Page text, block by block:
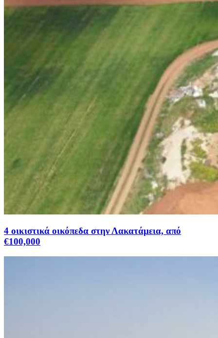
4 οικιστικά οικόπεδα στην Λακατάμεια, από
€100,000